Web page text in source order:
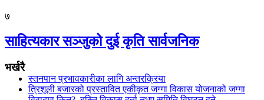
७
साहित्यकार सञ्जुको दुई कृति सार्वजनिक
भर्खरै
स्तनपान प्रभावकारीका लागि अन्तरक्रिया
त्रिशूली बजारको प्रस्तावित एकीकृत जग्गा विकास योजनाको जग्गा